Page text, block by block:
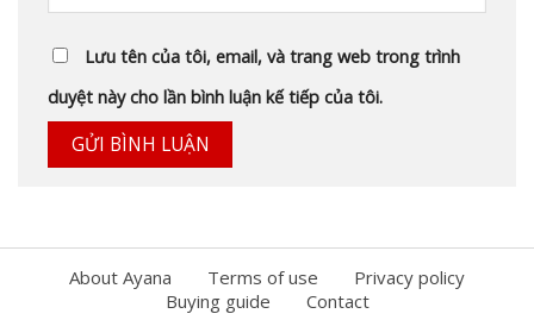
Lưu tên của tôi, email, và trang web trong trình
duyệt này cho lần bình luận kế tiếp của tôi.
About Ayana Terms of use
Privacy policy
Buying guide
Contact